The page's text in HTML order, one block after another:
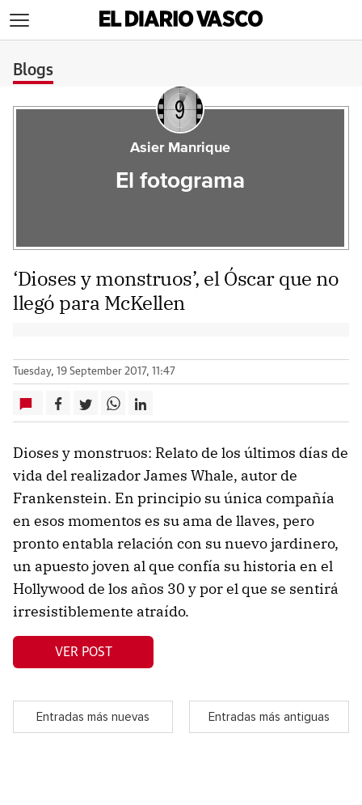
Blogs
Asier Manrique
El fotograma
‘Dioses y monstruos’, el Óscar que no
llegó para McKellen
Tuesday, 19 September 2017, 11:47
Dioses y monstruos: Relato de los últimos días de
vida del realizador James Whale, autor de
Frankenstein. En principio su única compañía
en esos momentos es su ama de llaves, pero
pronto entabla relación con su nuevo jardinero,
un apuesto joven al que confía su historia en el
Hollywood de los años 30 y por el que se sentirá
irresistiblemente atraído.
VER POST
Entradas más nuevas Entradas más antiguas